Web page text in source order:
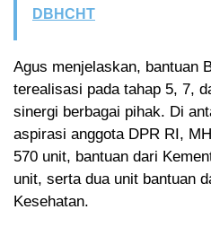
DBHCHT
Agus menjelaskan, bantuan
terealisasi pada tahap 5, 7,
sinergi berbagai pihak. Di
aspirasi anggota DPR RI,
570 unit, bantuan dari
unit, serta dua unit bantuan
Kesehatan.